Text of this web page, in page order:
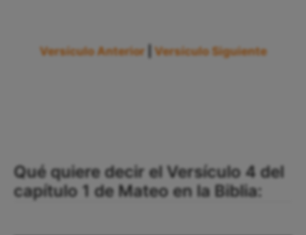
Versículo Anterior Versículo Siguiente
Qué quiere decir el Versículo 4 del
capítulo 1 de Mateo en la Biblia: